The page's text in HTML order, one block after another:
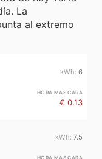
La
al extremo
6
€ 0.13
7.5